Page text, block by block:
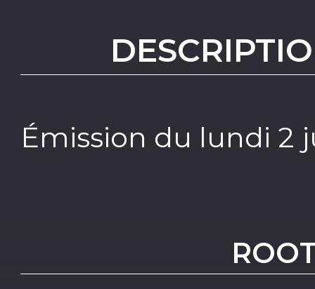
Émission du lundi 2